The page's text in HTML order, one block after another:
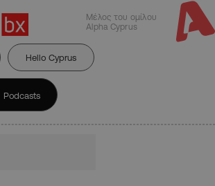
Μέλος του ομίλου
Alpha Cyprus
Hello Cyprus
Podcasts